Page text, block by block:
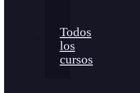
Todos
los
cursos